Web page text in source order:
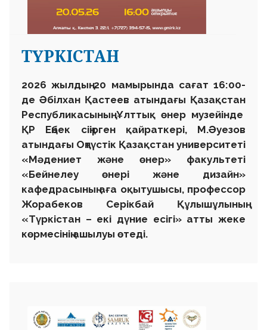
ТҮРКІСТАН
2026 жылдың 20 мамырында сағат 16:00-
де Әбілхан Қастеев атындағы Қазақстан
Республикасының Ұлттық өнер музейінде
ҚР Еңбек сіңірген қайраткері, М.Әуезов
атындағы Оңтүстік Қазақстан университеті
«Мәдениет және өнер» факультеті
«Бейнелеу өнері және дизайн»
кафедрасының аға оқытушысы, профессор
Жорабеков Серікбай Құлышұлының
«Түркістан – екі дүние есігі» атты жеке
көрмесінің ашылуы өтеді.